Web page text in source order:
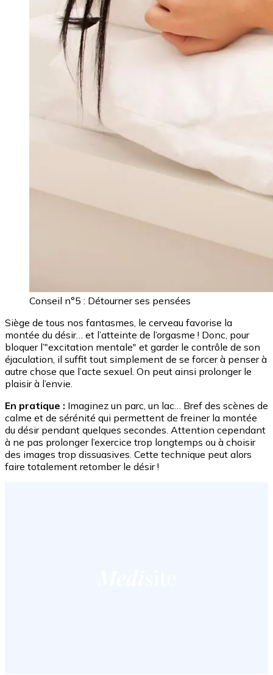
Conseil n°5 : Détourner ses pensées
Siège de tous nos fantasmes, le cerveau favorise la
montée du désir… et l’atteinte de l’orgasme ! Donc, pour
bloquer l’"excitation mentale" et garder le contrôle de son
éjaculation, il suffit tout simplement de se forcer à penser à
autre chose que l’acte sexuel. On peut ainsi prolonger le
plaisir à l’envie.
En pratique : Imaginez un parc, un lac… Bref des scènes de
calme et de sérénité qui permettent de freiner la montée
du désir pendant quelques secondes. Attention cependant
à ne pas prolonger l’exercice trop longtemps ou à choisir
des images trop dissuasives. Cette technique peut alors
faire totalement retomber le désir !